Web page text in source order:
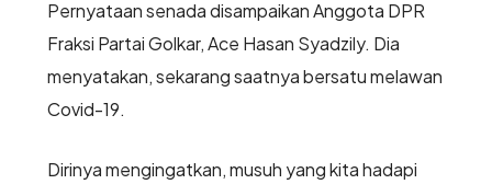
Pernyataan senada disampaikan Anggota DPR
Fraksi Partai Golkar, Ace Hasan Syadzily. Dia
menyatakan, sekarang saatnya bersatu melawan
Covid-19.
Dirinya mengingatkan, musuh yang kita hadapi